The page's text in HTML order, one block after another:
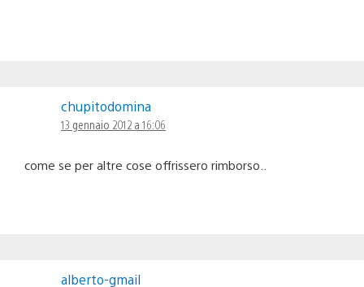
chupitodomina
13 gennaio 2012 a 16:06
come se per altre cose offrissero rimborso..
alberto-gmail